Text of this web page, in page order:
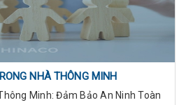
NHÀ THÔNG MINH
Minh: Đảm Bảo An Ninh Toàn